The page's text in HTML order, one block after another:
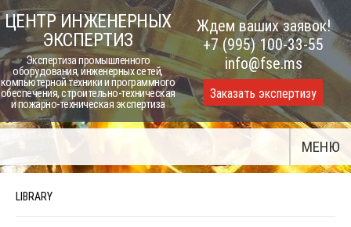
Skip
to
content
ЦЕНТР ИНЖЕНЕРНЫХ
ЭКСПЕРТИЗ
Экспертиза промышленного
оборудования, инженерных сетей,
компьютерной техники и программного
обеспечения, строительно-техническая
и пожарно-техническая экспертиза
Ждем ваших заявок!
+7 (995) 100-33-55
info@fse.ms
Заказать экспертизу
МЕНЮ
LIBRARY